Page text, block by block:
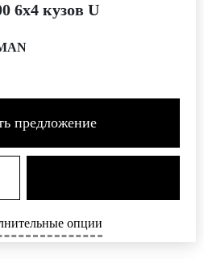
6х4 кузов U
предложение
опции